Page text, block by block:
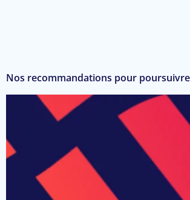
Nos recommandations pour